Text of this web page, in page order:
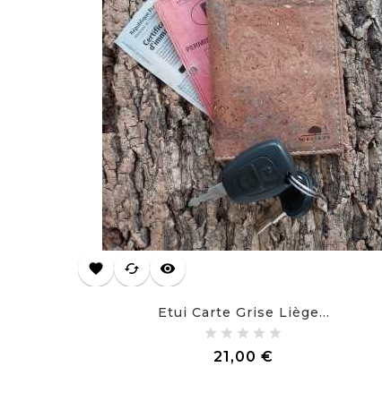
favorite cached visibility
Etui Carte Grise Liège...
21,00 €